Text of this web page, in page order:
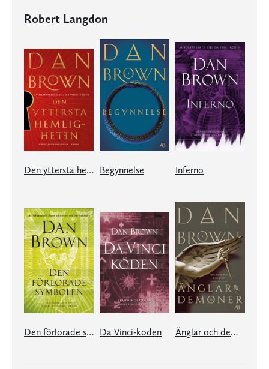
Robert Langdon
Den yttersta hemligheten Begynnelse Inferno
Den förlorade symbolen Da Vinci-koden Änglar och demoner